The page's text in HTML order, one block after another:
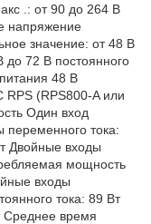
.: от 90 до 264 В
напряжение
значение: от 48 В
до 72 В постоянного
48 В
RPS (RPS800-A или
Один вход
переменного тока:
Двойные входы
мощность
входы
тока: 89 Вт
Среднее время